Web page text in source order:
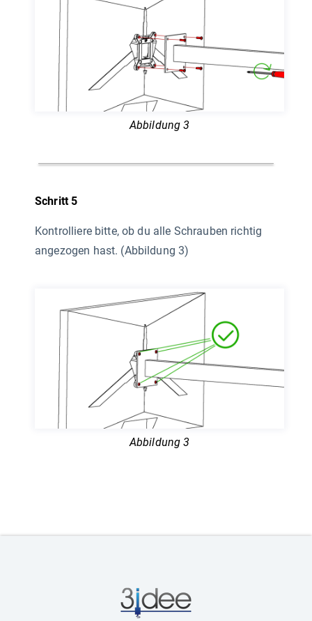
Abbildung 3
Schritt 5
Kontrolliere bitte, ob du alle Schrauben richtig
angezogen hast. (Abbildung 3)
Abbildung 3